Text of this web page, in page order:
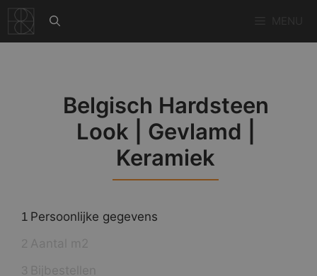
naar
de
Belgisch Hardsteen
Look | Gevlamd |
Keramiek
1 Persoonlijke gegevens